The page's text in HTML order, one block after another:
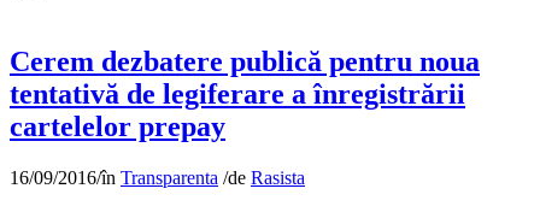
Cerem dezbatere publică pentru noua
tentativă de legiferare a înregistrării
cartelelor prepay
16/09/2016/în Transparenta /de Rasista